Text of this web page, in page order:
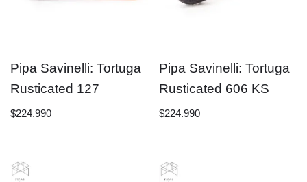
Pipa Savinelli: Tortuga
Rusticated 127
$224.990
Pipa Savinelli: Tortuga
Rusticated 606 KS
$224.990